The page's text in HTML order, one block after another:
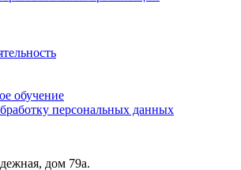
обучение
персональных данных
дом 79а.